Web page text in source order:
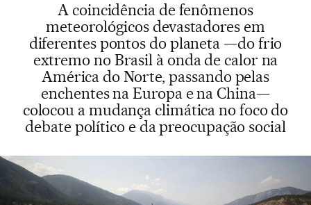
A coincidência de fenômenos
meteorológicos devastadores em
diferentes pontos do planeta —do frio
extremo no Brasil à onda de calor na
América do Norte, passando pelas
enchentes na Europa e na China—
colocou a mudança climática no foco do
debate político e da preocupação social